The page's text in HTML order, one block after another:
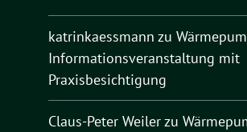
katrinkaessmann zu
Informationsveranstaltung mit
Praxisbesichtigung
Claus-Peter Weilerzu